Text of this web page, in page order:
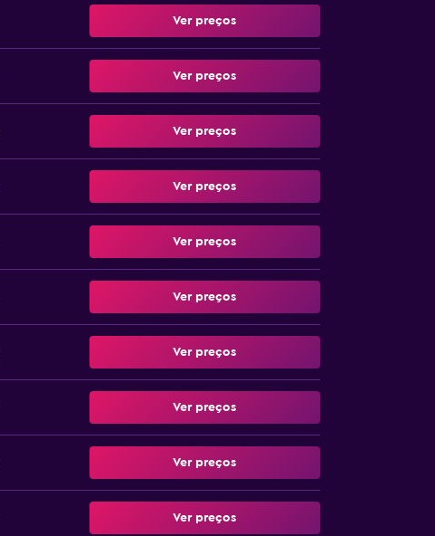
Ver preços
Ver preços
Ver preços
Ver preços
Ver preços
Ver preços
Ver preços
Ver preços
Ver preços
Ver preços